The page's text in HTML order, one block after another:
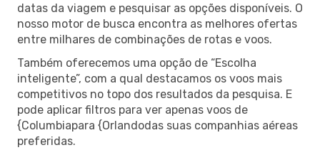
datas da viagem e pesquisar as opções disponíveis. O
nosso motor de busca encontra as melhores ofertas
entre milhares de combinações de rotas e voos.
Também oferecemos uma opção de “Escolha
inteligente”, com a qual destacamos os voos mais
competitivos no topo dos resultados da pesquisa. E
pode aplicar filtros para ver apenas voos de
{Columbiapara {Orlandodas suas companhias aéreas
preferidas.